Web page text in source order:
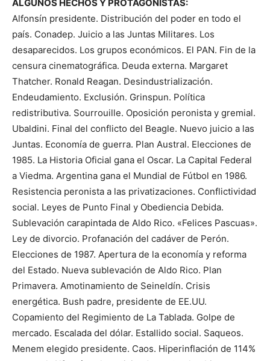
ALGUNOS HECHOS Y PROTAGONISTAS:
Alfonsín presidente. Distribución del poder en todo el
país. Conadep. Juicio a las Juntas Militares. Los
desaparecidos. Los grupos económicos. El PAN. Fin de la
censura cinematográfica. Deuda externa. Margaret
Thatcher. Ronald Reagan. Desindustrialización.
Endeudamiento. Exclusión. Grinspun. Política
redistributiva. Sourrouille. Oposición peronista y gremial.
Ubaldini. Final del conflicto del Beagle. Nuevo juicio a las
Juntas. Economía de guerra. Plan Austral. Elecciones de
1985. La Historia Oficial gana el Oscar. La Capital Federal
a Viedma. Argentina gana el Mundial de Fútbol en 1986.
Resistencia peronista a las privatizaciones. Conflictividad
social. Leyes de Punto Final y Obediencia Debida.
Sublevación carapintada de Aldo Rico. «Felices Pascuas».
Ley de divorcio. Profanación del cadáver de Perón.
Elecciones de 1987. Apertura de la economía y reforma
del Estado. Nueva sublevación de Aldo Rico. Plan
Primavera. Amotinamiento de Seineldín. Crisis
energética. Bush padre, presidente de EE.UU.
Copamiento del Regimiento de La Tablada. Golpe de
mercado. Escalada del dólar. Estallido social. Saqueos.
Menem elegido presidente. Caos. Hiperinflación de 114%